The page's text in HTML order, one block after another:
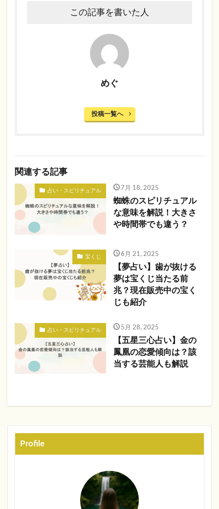
この記事を書いた人
めぐ
投稿一覧へ
関連する記事
占い・スピリチュアル 7月 18, 2025
蜘蛛のスピリチュアル
な意味を解説！大きさ
や時間帯でも違う？
宝くじ 6月 21, 2025
【夢占い】歯が抜ける
夢は宝くじ当たる前
兆？現在販売中の宝く
じも紹介
占い・スピリチュアル 5月 28, 2025
【五星三心占い】金の
鳳凰の恋愛傾向は？該
当する芸能人も解説
Profile